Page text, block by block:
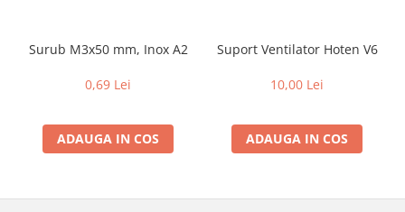
Surub M3x50 mm, Inox A2
0,69 Lei
ADAUGA IN COS
Suport Ventilator Hoten V6
10,00 Lei
ADAUGA IN COS